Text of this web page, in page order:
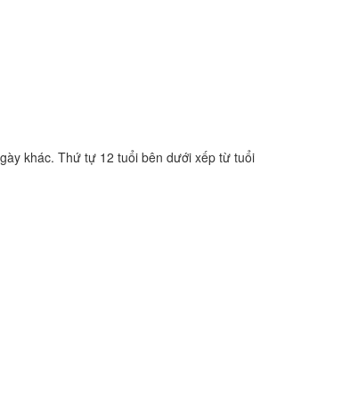
khác. Thứ tự 12 tuổi bên dưới xếp từ tuổi